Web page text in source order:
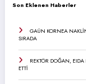
Son Eklenen Haberler
GAÜN KORNEA
SIRADA
REKTÖR DOĞAN, EIDA
ETTİ